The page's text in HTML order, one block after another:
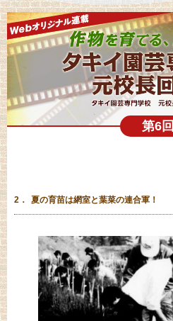
第6回
2． 夏の育苗は網室と葉菜の連合軍！